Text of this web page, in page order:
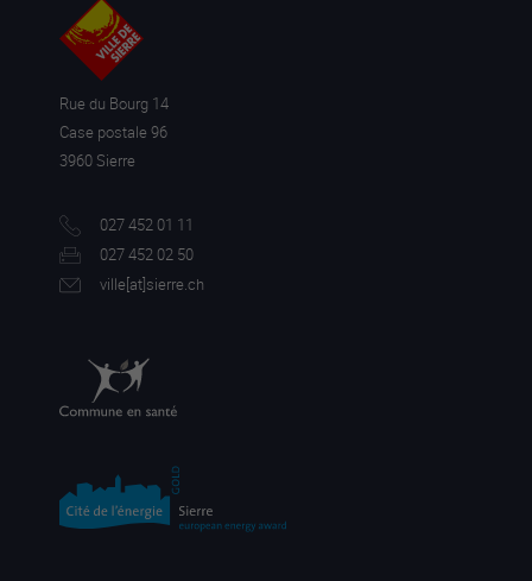
Rue du Bourg 14
Case postale 96
3960 Sierre
027 452 01 11
027 452 02 50
ville[at]sierre.ch